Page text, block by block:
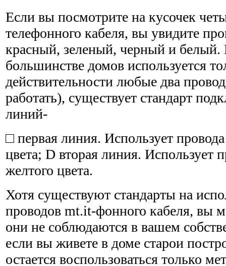
Если вы посмотрите на кусочек
телефонного кабеля, вы увидите
красный, зеленый, черный и белый.
большинстве домов используется
действительности любые два
работать), существует стандарт
линий-
□ первая линия. Использует
цвета; D вторая линия. Использует
желтого цвета.
Хотя существуют стандарты на
проводов mt.it-фонного кабеля, вы
они не соблюдаются в вашем
если вы живете в доме старои
остается воспользоваться только